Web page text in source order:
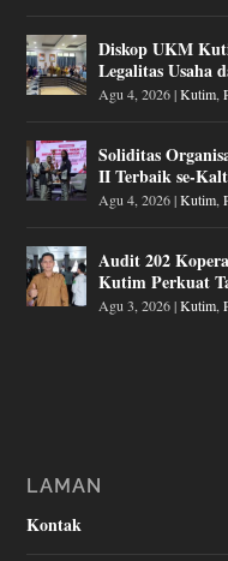
Diskop UKM
Legalitas Usaha
Agu 4, 2026|Kutim,
Soliditas
II Terbaik se-
Agu 4, 2026|Kutim,
Audit 202
Kutim Perkuat
Agu 3, 2026|Kutim,
LAMAN
Kontak